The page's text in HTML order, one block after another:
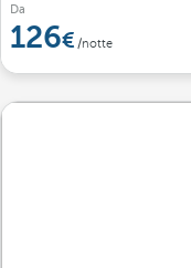
Da
126 /notte